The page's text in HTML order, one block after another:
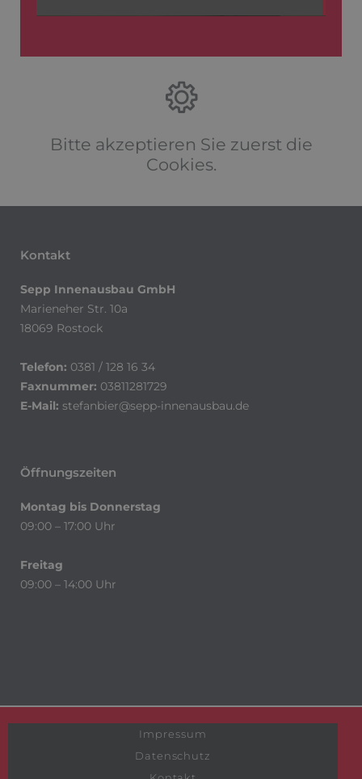
Bitte akzeptieren Sie zuerst die
Cookies.
Kontakt
Sepp Innenausbau GmbH
Marieneher Str. 10a
18069 Rostock
Telefon: 0381 / 128 16 34
Faxnummer: 03811281729
E-Mail: stefanbier@sepp-innenausbau.de
Öffnungszeiten
Montag bis Donnerstag
09:00 – 17:00 Uhr
Freitag
09:00 – 14:00 Uhr
Impressum
Datenschutz